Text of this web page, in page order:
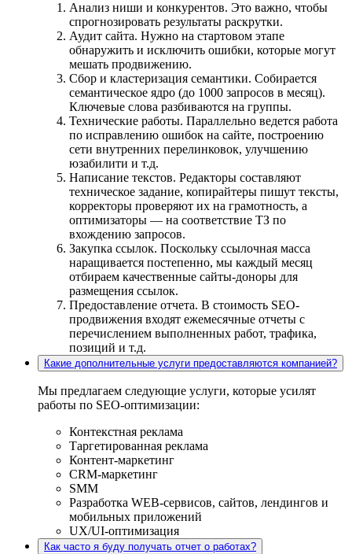
Анализ ниши и конкурентов. Это важно, чтобы
спрогнозировать результаты раскрутки.
Аудит сайта. Нужно на стартовом этапе
обнаружить и исключить ошибки, которые могут
мешать продвижению.
Сбор и кластеризация семантики. Собирается
семантическое ядро (до 1000 запросов в месяц).
Ключевые слова разбиваются на группы.
Технические работы. Параллельно ведется работа
по исправлению ошибок на сайте, построению
сети внутренних перелинковок, улучшению
юзабилити и т.д.
Написание текстов. Редакторы составляют
техническое задание, копирайтеры пишут тексты,
корректоры проверяют их на грамотность, а
оптимизаторы — на соответствие ТЗ по
вхождению запросов.
Закупка ссылок. Поскольку ссылочная масса
наращивается постепенно, мы каждый месяц
отбираем качественные сайты-доноры для
размещения ссылок.
Предоставление отчета. В стоимость SEO-
продвижения входят ежемесячные отчеты с
перечислением выполненных работ, трафика,
позиций и т.д.
Какие дополнительные услуги предоставляются компанией?
Мы предлагаем следующие услуги, которые усилят
работы по SEO-оптимизации:
Контекстная реклама
Таргетированная реклама
Контент-маркетинг
CRM-маркетинг
SMM
Разработка WEB-сервисов, сайтов, лендингов и
мобильных приложений
UX/UI-оптимизация
Как часто я буду получать отчет о работах?